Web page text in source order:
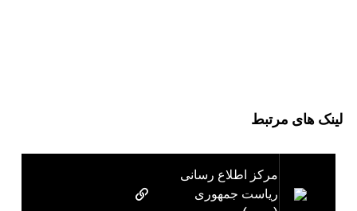
لینک های مرتبط
مرکز اطلاع رسانی
ریاست جمهوری